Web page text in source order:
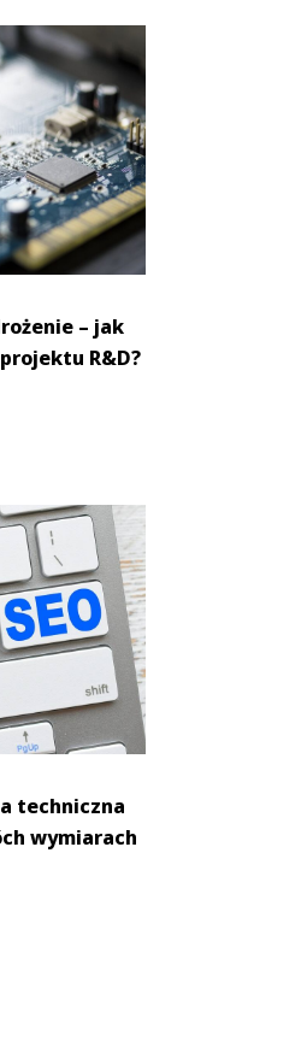
– jak
R&D?
techniczna
wymiarach